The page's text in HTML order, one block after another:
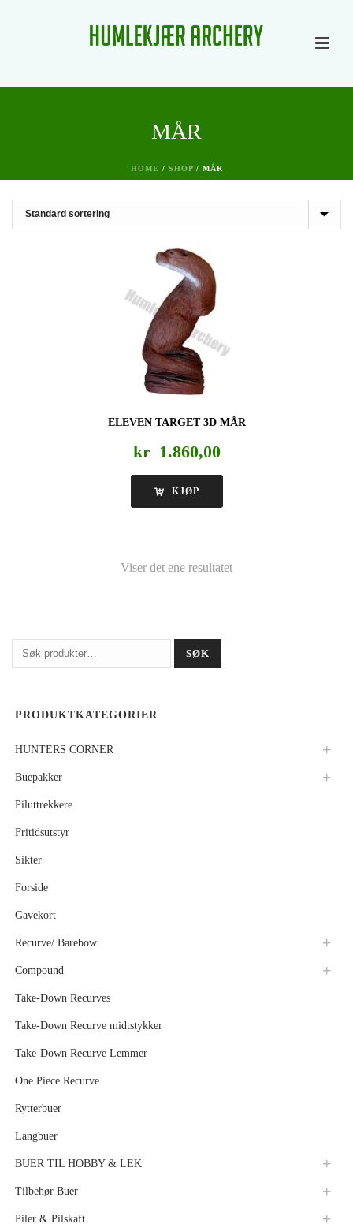
MÅR
HOME / SHOP/ MÅR
ELEVEN TARGET 3D MÅR
kr 1.860,00
KJØP
Viser det ene resultatet
Søk
etter:
SØK
PRODUKTKATEGORIER
HUNTERS CORNER
Buepakker
Piluttrekkere
Fritidsutstyr
Sikter
Forside
Gavekort
Recurve/ Barebow
Compound
Take-Down Recurves
Take-Down Recurve midtstykker
Take-Down Recurve Lemmer
One Piece Recurve
Rytterbuer
Langbuer
BUER TIL HOBBY & LEK
Tilbehør Buer
Piler & Pilskaft